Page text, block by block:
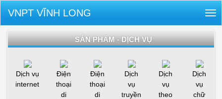
VNPT VĨNH LONG
SẢN PHẨM - DỊCH VỤ
Dịch vụ
internet
Điện
thoại
di
Điện
thoại
di
Dịch
vụ
truyền
Dịch
vụ
theo
Dịch
vụ
chữ